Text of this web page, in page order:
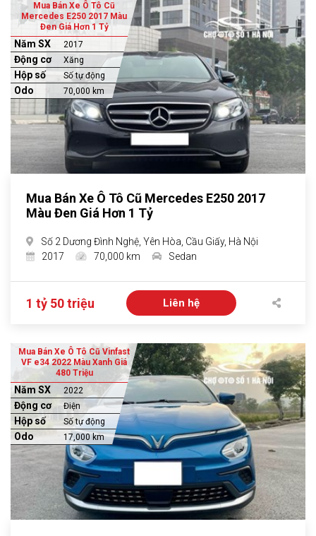
Mua Bán Xe Ô Tô Cũ
Mercedes E250 2017 Màu
Đen Giá Hơn 1 Tỷ
Năm SX 2017
Động cơ Xăng
Hộp số Số tự động
Odo 70,000 km
Mua Bán Xe Ô Tô Cũ Mercedes E250 2017
Màu Đen Giá Hơn 1 Tỷ
Số 2 Dương Đình Nghệ, Yên Hòa, Cầu Giấy, Hà Nội
2017
70,000 km Sedan
1 tỷ 50 triệu Liên hệ
Mua Bán Xe Ô Tô Cũ Vinfast
VF e34 2022 Màu Xanh Giá
480 Triệu
Năm SX 2022
Động cơ Điện
Hộp số Số tự động
Odo 17,000 km